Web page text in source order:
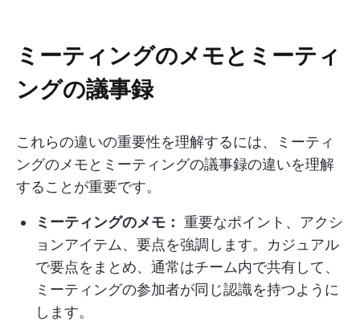
ミーティングのメモとミーティ
ングの議事録
これらの違いの重要性を理解するには、ミーティ
ングのメモとミーティングの議事録の違いを理解
することが重要です。
ミーティングのメモ： 重要なポイント、アクシ
ョンアイテム、要点を強調します。カジュアル
で要点をまとめ、通常はチーム内で共有して、
ミーティングの参加者が同じ認識を持つように
します。